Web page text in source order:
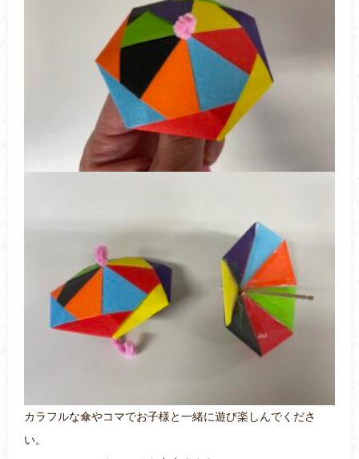
カラフルな傘やコマでお子様と一緒に遊び楽しんでくださ
い。